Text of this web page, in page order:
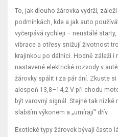
To, jak dlouho žárovka vydrží,
podmínkách, kde a jak auto
vyčerpává rychleji – neustálé
vibrace a otřesy snižují životnost
krajinkou po dálnici. Hodně záleží i
nastavené elektrické rozvody v
žárovky spálit i za pár dní. Zkuste
alespoň 13,8–14,2 V při chodu
být varovný signál. Stejně tak
slabším výkonem a „umírají“ dřív.
Exotické typy žárovek bývají často